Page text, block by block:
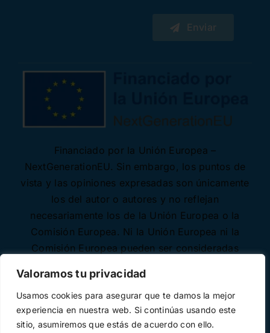
Valoramos tu privacidad
Usamos cookies para asegurar que te damos la mejor
experiencia en nuestra web. Si continúas usando este
sitio, asumiremos que estás de acuerdo con ello.
Enviar
Financiado por la Unión Europea –
NextGenerationEU. Sin embargo, los puntos de
vista y las opiniones expresadas son únicamente
los del autor o autores y no reflejan
necesariamente los de la Unión Europea o la
Comisión Europea. Ni la Unión Europea ni la
Comisión Europea pueden ser consideradas